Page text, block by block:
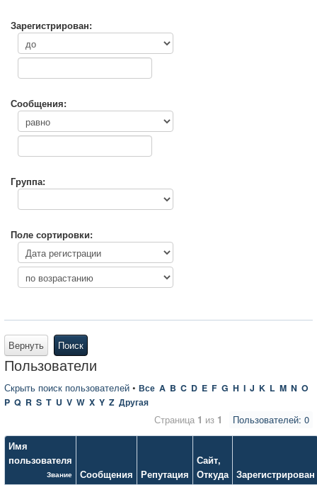
Зарегистрирован:
Сообщения:
Группа:
Поле сортировки:
Вернуть Поиск
Пользователи
Скрыть поиск пользователей • Все A B C D E F G H I J K L M N O
P Q R S T U V W X Y Z Другая
Пользователей: 0
Страница 1 из 1
Имя
пользователя
Звание Сообщения Репутация
Сайт,
Откуда Зарегистрирован